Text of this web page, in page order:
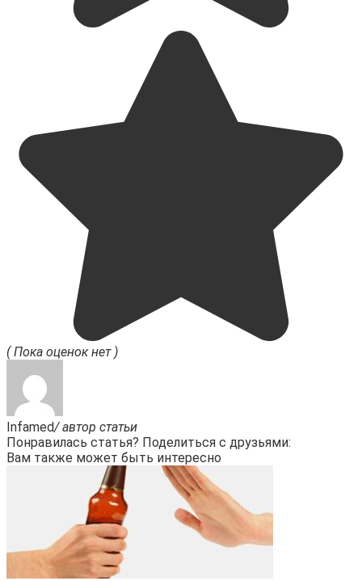
( Пока оценок нет )
Infamed/ автор статьи
Понравилась статья? Поделиться с друзьями:
Вам также может быть интересно